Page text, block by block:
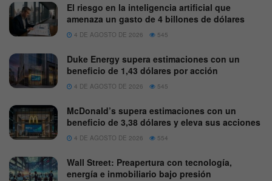
El riesgo en la inteligencia artificial que
amenaza un gasto de 4 billones de dólares
4 DE AGOSTO DE 2026 545
Duke Energy supera estimaciones con un
beneficio de 1,43 dólares por acción
4 DE AGOSTO DE 2026 545
McDonald’s supera estimaciones con un
beneficio de 3,38 dólares y eleva sus acciones
4 DE AGOSTO DE 2026 554
Wall Street: Preapertura con tecnología,
energía e inmobiliario bajo presión